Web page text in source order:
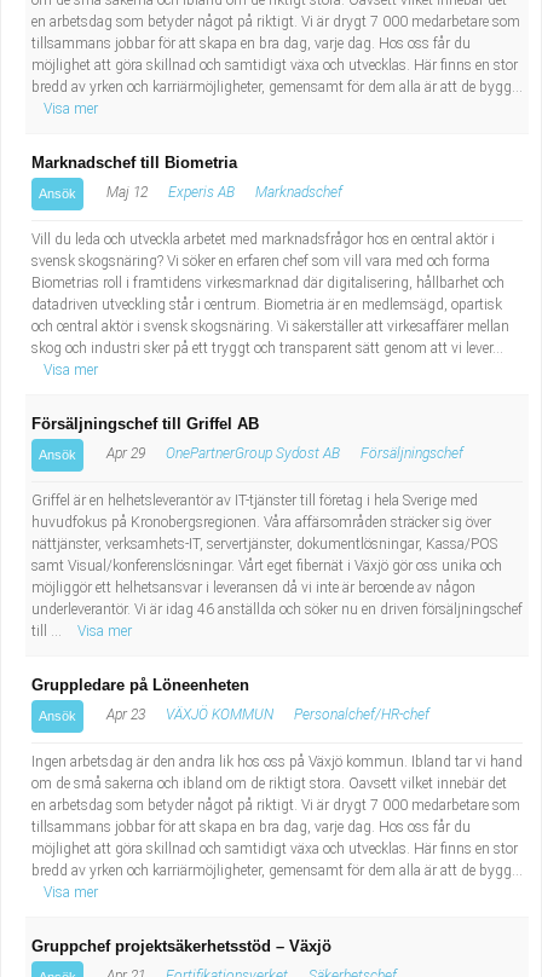
en arbetsdag som betyder något på riktigt. Vi är drygt 7 000 medarbetare som
tillsammans jobbar för att skapa en bra dag, varje dag. Hos oss får du
möjlighet att göra skillnad och samtidigt växa och utvecklas. Här finns en stor
bredd av yrken och karriärmöjligheter, gemensamt för dem alla är att de bygg...
Visa mer
Marknadschef till Biometria
Ansök Maj 12 Experis AB Marknadschef
Vill du leda och utveckla arbetet med marknadsfrågor hos en central aktör i
svensk skogsnäring? Vi söker en erfaren chef som vill vara med och forma
Biometrias roll i framtidens virkesmarknad där digitalisering, hållbarhet och
datadriven utveckling står i centrum. Biometria är en medlemsägd, opartisk
och central aktör i svensk skogsnäring. Vi säkerställer att virkesaffärer mellan
skog och industri sker på ett tryggt och transparent sätt genom att vi lever...
Visa mer
Försäljningschef till Griffel AB
Ansök Apr 29 OnePartnerGroup Sydost AB Försäljningschef
Griffel är en helhetsleverantör av IT-tjänster till företag i hela Sverige med
huvudfokus på Kronobergsregionen. Våra affärsområden sträcker sig över
nättjänster, verksamhets-IT, servertjänster, dokumentlösningar, Kassa/POS
samt Visual/konferenslösningar. Vårt eget fibernät i Växjö gör oss unika och
möjliggör ett helhetsansvar i leveransen då vi inte är beroende av någon
underleverantör. Vi är idag 46 anställda och söker nu en driven försäljningschef
till ...
Visa mer
Gruppledare på Löneenheten
Ansök Apr 23 VÄXJÖ KOMMUN Personalchef/HR-chef
Ingen arbetsdag är den andra lik hos oss på Växjö kommun. Ibland tar vi hand
om de små sakerna och ibland om de riktigt stora. Oavsett vilket innebär det
en arbetsdag som betyder något på riktigt. Vi är drygt 7 000 medarbetare som
tillsammans jobbar för att skapa en bra dag, varje dag. Hos oss får du
möjlighet att göra skillnad och samtidigt växa och utvecklas. Här finns en stor
bredd av yrken och karriärmöjligheter, gemensamt för dem alla är att de bygg...
Visa mer
Gruppchef projektsäkerhetsstöd – Växjö